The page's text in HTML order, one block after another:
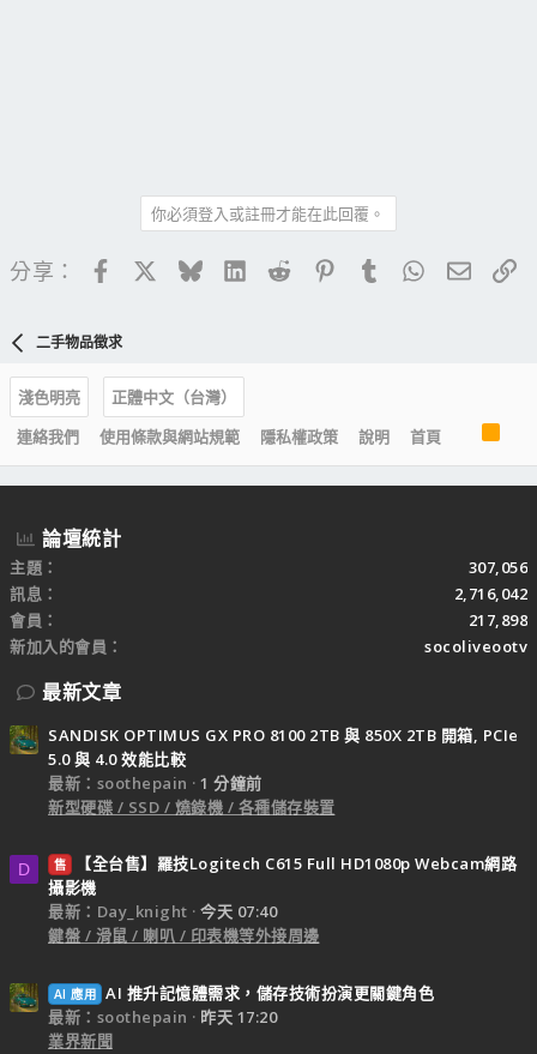
你必須登入或註冊才能在此回覆。
分享： FacebookBlueskyLinkedIn
Reddit PinterestTumblrWhatsApp
電子
二手物品徵求
淺色明亮
正體中文（台灣）
連絡我們
使用條款與網站規範 隱私權政策 說明 首頁
S
論壇統計
主題
307,056
訊息
2,716,042
會員
217,898
新加入的會員
socoliveootv
最新文章
SANDISK OPTIMUS GX PRO 8100 2TB 與 850X 2TB 開箱, PCIe
5.0 與 4.0 效能比較
最新：soothepain
1 分鐘前
新型硬碟 / SSD / 燒錄機 / 各種儲存裝置
D 售
【全台售】羅技Logitech C615 Full HD1080p Webcam網路
攝影機
最新：Day_knight
今天 07:40
鍵盤 / 滑鼠 / 喇叭 / 印表機等外接周邊
AI 應用 AI 推升記憶體需求，儲存技術扮演更關鍵角色
最新：soothepain
昨天 17:20
業界新聞